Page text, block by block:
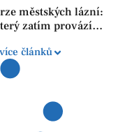
městských lázní:
zatím provází
článků